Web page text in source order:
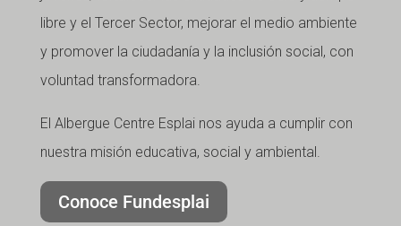
libre y el Tercer Sector, mejorar el medio ambiente
y promover la ciudadanía y la inclusión social, con
voluntad transformadora.
El Albergue Centre Esplai nos ayuda a cumplir con
nuestra misión educativa, social y ambiental.
Conoce Fundesplai